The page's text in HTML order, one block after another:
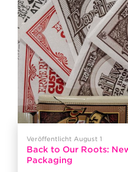
Veröffentlicht August 1
Back to Our Roots:
Packaging